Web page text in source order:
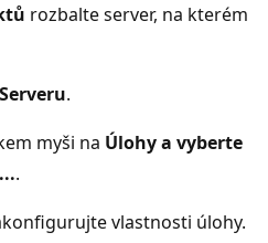
rozbalte server, na kterém
.
myši na Úlohy a vyberte
.
vlastnosti úlohy.